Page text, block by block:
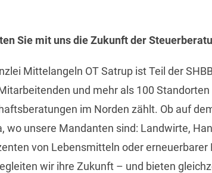
Sie mit uns die Zukunft der
Mittelangeln OT Satrup ist Teil der
und mehr als 100
im Norden zählt. Ob auf
wo unsere Mandanten sind: Landwirte,
von Lebensmitteln oder erneuerbarer
wir ihre Zukunft – und bieten